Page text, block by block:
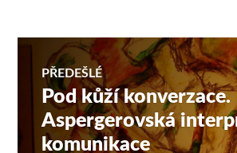
Navigace
pro
PŘEDEŠLÉ
Předchozí
příspěvek:
Pod kůží konverzace.
Aspergerovská
komunikace